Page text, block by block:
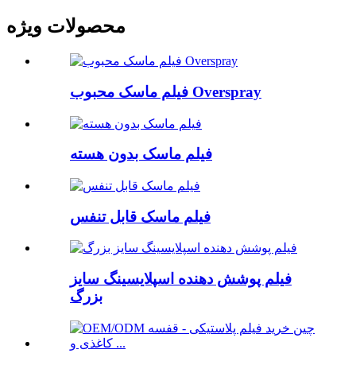
محصولات ویژه
فیلم ماسک محبوب Overspray
فیلم ماسک بدون هسته
فیلم ماسک قابل تنفس
فیلم پوشش دهنده اسپلایسینگ سایز
بزرگ